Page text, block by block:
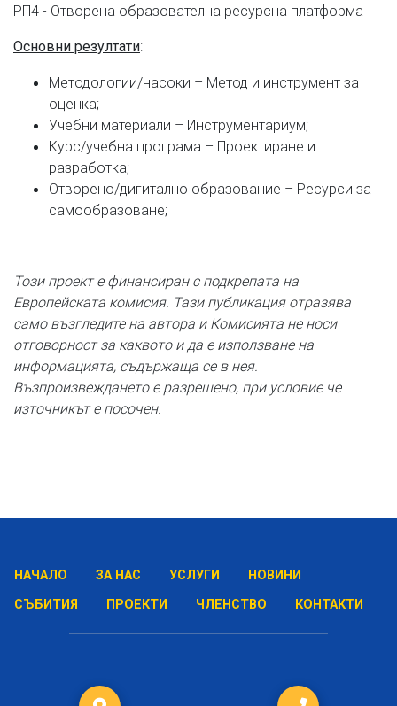
РП4 - Отворена образователна ресурсна платформа
Основни резултати:
Методологии/насоки – Метод и инструмент за
оценка;
Учебни материали – Инструментариум;
Курс/учебна програма – Проектиране и
разработка;
Отворено/дигитално образование – Ресурси за
самообразоване;
Този проект е финансиран с подкрепата на
Европейската комисия. Тази публикация отразява
само възгледите на автора и Комисията не носи
отговорност за каквото и да е използване на
информацията, съдържаща се в нея.
Възпроизвеждането е разрешено, при условие че
източникът е посочен.
НАЧАЛО ЗА НАС УСЛУГИ
НОВИНИ
СЪБИТИЯ
ПРОЕКТИ ЧЛЕНСТВО КОНТАКТИ